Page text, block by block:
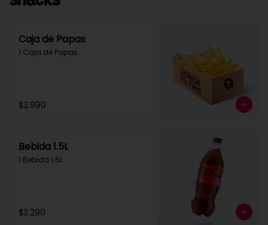
Caja de Papas
1 Caja de Papas
$3.990
Bebida 1.5L
1 Bebida 1.5L
$3.290